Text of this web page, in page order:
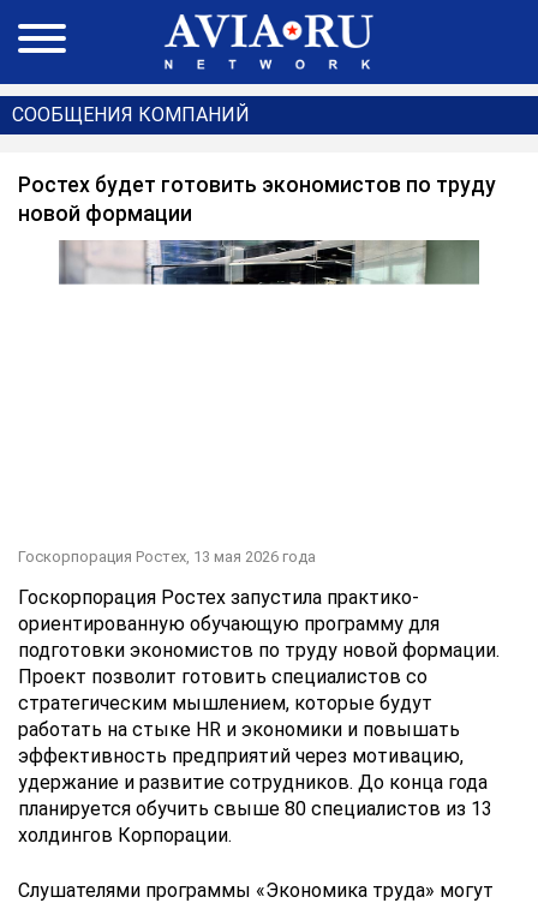
СООБЩЕНИЯ КОМПАНИЙ
Ростех будет готовить экономистов по труду
новой формации
Госкорпорация Ростех, 13 мая 2026 года
Госкорпорация Ростех запустила практико-
ориентированную обучающую программу для
подготовки экономистов по труду новой формации.
Проект позволит готовить специалистов со
стратегическим мышлением, которые будут
работать на стыке HR и экономики и повышать
эффективность предприятий через мотивацию,
удержание и развитие сотрудников. До конца года
планируется обучить свыше 80 специалистов из 13
холдингов Корпорации.
Слушателями программы «Экономика труда» могут